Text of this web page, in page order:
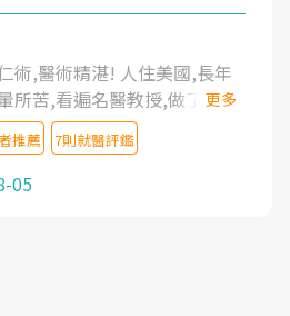
術,醫術精湛! 人住美國,長年
所苦,看遍名醫教授,做了各種
,中醫針灸及物理徒手治療都
類止痛藥都效果有限,只是壓
年失眠嚴重影響生活品質.
杜育才主任是頸頭症候群專
更多
推薦 7則就醫評鑑
05